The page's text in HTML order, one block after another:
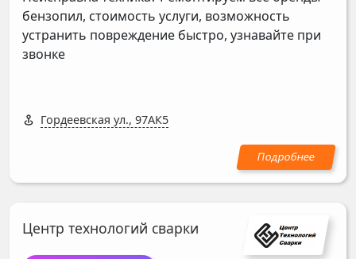
бензопил, стоимость услуги, возможность
устранить повреждение быстро, узнавайте при
звонке
Гордеевская ул., 97АК5
Центр технологий сварки